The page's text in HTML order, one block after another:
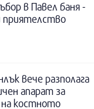
в Павел баня -
приятелство
вече разполага
апарат за
на костното